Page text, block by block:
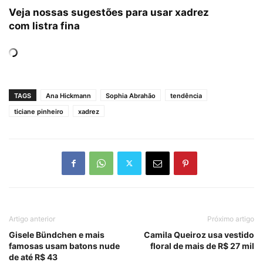
Veja nossas sugestões para usar xadrez
com listra fina
TAGS Ana Hickmann Sophia Abrahão
tendência
ticiane pinheiro
xadrez
Artigo anterior
Gisele Bündchen e mais
famosas usam batons nude
de até R$ 43
Próximo artigo
Camila Queiroz usa vestido
floral de mais de R$ 27 mil